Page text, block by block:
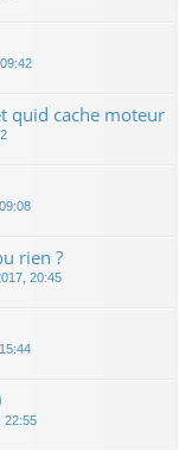
quid cache moteur
rien ?
20:45
22:55